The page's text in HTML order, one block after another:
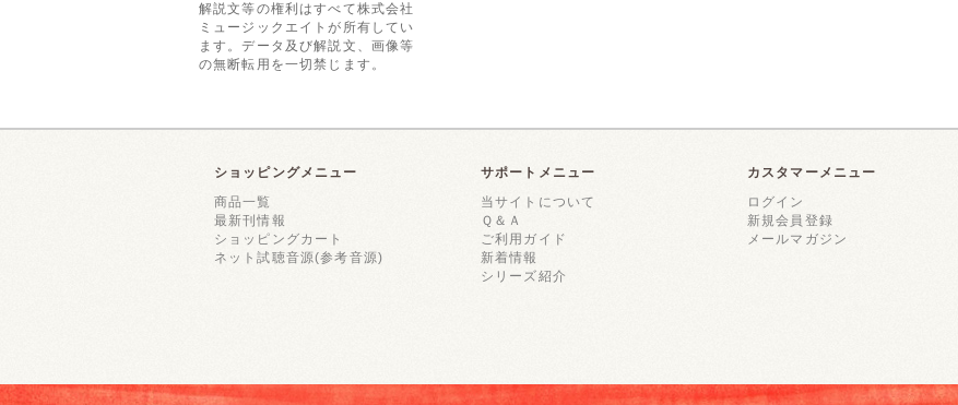
解説文等の権利はすべて株式会社
ミュージックエイトが所有してい
ます。データ及び解説文、画像等
の無断転用を一切禁じます。
ショッピングメニュー
商品一覧
最新刊情報
ショッピングカート
ネット試聴音源(参考音源)
サポートメニュー
当サイトについて
Ｑ＆Ａ
ご利用ガイド
新着情報
シリーズ紹介
カスタマーメニュー
ログイン
新規会員登録
メールマガジン